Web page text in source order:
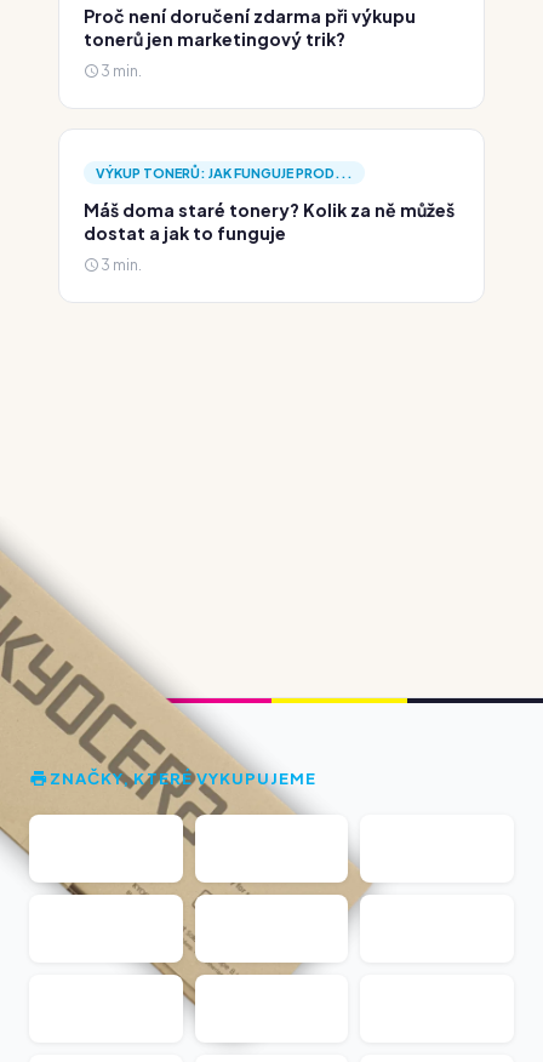
Proč není doručení zdarma při výkupu
tonerů jen marketingový trik?
3 min.
VÝKUP TONERŮ: JAK FUNGUJE PROD...
Máš doma staré tonery? Kolik za ně můžeš
dostat a jak to funguje
3 min.
ZNAČKY, KTERÉ VYKUPUJEME